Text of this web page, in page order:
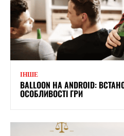
ІНШЕ
BALLOON НА ANDROID:
ОСОБЛИВОСТІ ГРИ